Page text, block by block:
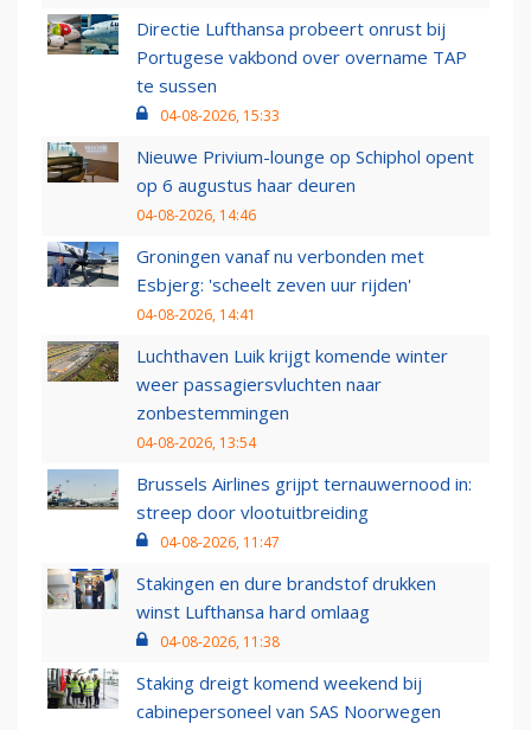
Directie Lufthansa probeert onrust bij
Portugese vakbond over overname TAP
te sussen
04-08-2026, 15:33
Nieuwe Privium-lounge op Schiphol opent
op 6 augustus haar deuren
04-08-2026, 14:46
Groningen vanaf nu verbonden met
Esbjerg: 'scheelt zeven uur rijden'
04-08-2026, 14:41
Luchthaven Luik krijgt komende winter
weer passagiersvluchten naar
zonbestemmingen
04-08-2026, 13:54
Brussels Airlines grijpt ternauwernood in:
streep door vlootuitbreiding
04-08-2026, 11:47
Stakingen en dure brandstof drukken
winst Lufthansa hard omlaag
04-08-2026, 11:38
Staking dreigt komend weekend bij
cabinepersoneel van SAS Noorwegen